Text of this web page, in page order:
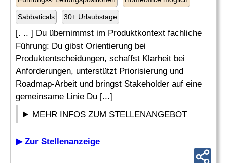
Sabbaticals 30+ Urlaubstage
[. .. ] Du übernimmst im Produktkontext fachliche
Führung: Du gibst Orientierung bei
Produktentscheidungen, schaffst Klarheit bei
Anforderungen, unterstützt Priorisierung und
Roadmap-Arbeit und bringst Stakeholder auf eine
gemeinsame Linie Du [...]
MEHR INFOS ZUM STELLENANGEBOT
▶ Zur Stellenanzeige